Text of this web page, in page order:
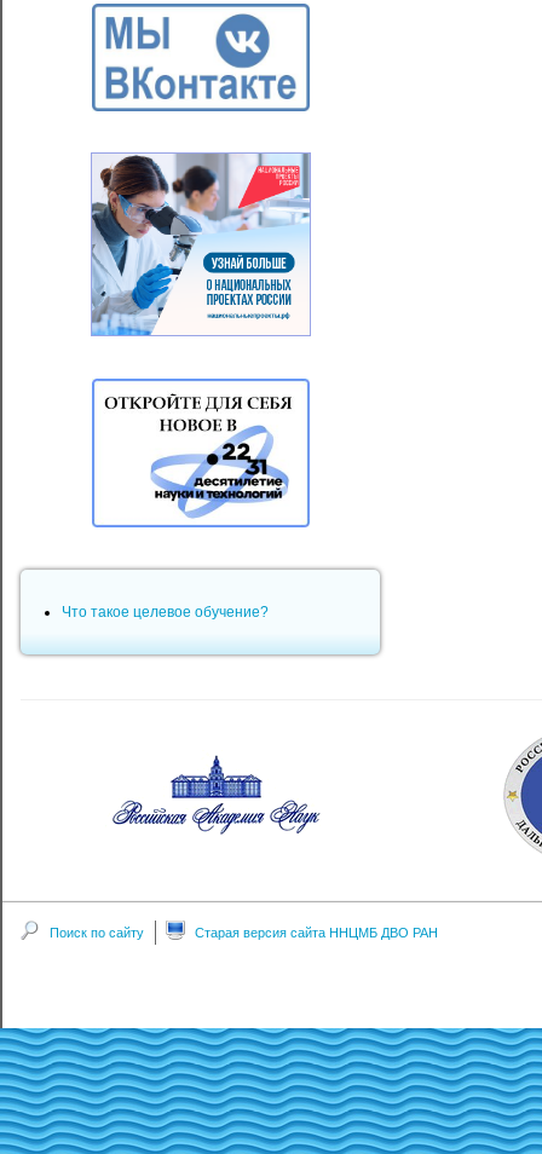
Что такое целевое обучение?
Поиск по сайту Старая версия сайта ННЦМБ ДВО РАН